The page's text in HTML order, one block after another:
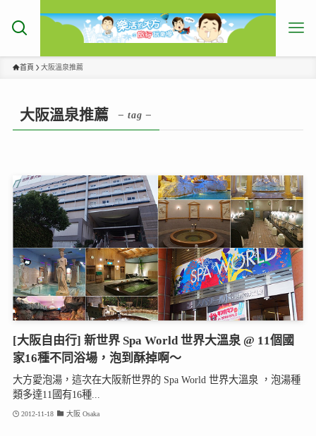
首頁 大阪溫泉推薦
大阪溫泉推薦 – tag –
[大阪自由行] 新世界 Spa World 世界大溫泉 @ 11個國
家16種不同浴場，泡到酥掉啊～
大方愛泡湯，這次在大阪新世界的 Spa World 世界大溫泉 ，泡湯種
類多達11國有16種...
2012-11-18 大阪 Osaka